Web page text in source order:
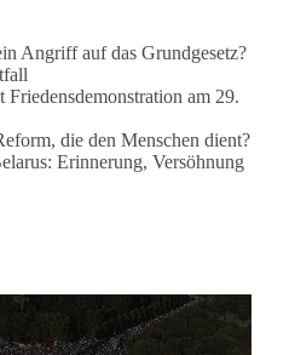
stehen und warum es sich
wahlprogramm/
Angriff auf das Grundgesetz?
Friedensdemonstration am 29.
die den Menschen dient?
Erinnerung, Versöhnung